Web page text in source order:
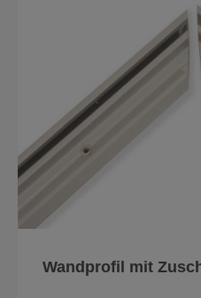
Wandprofil mit